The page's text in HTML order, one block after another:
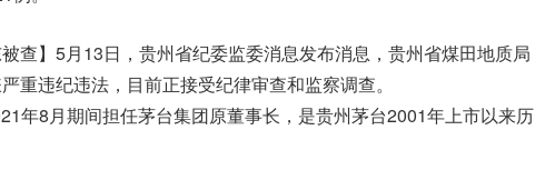
被查】5月13日，贵州省纪委监委消息发布消息，贵州省煤田地质局
重违纪违法，目前正接受纪律审查和监察调查。
年8月期间担任茅台集团原董事长，是贵州茅台2001年上市以来历